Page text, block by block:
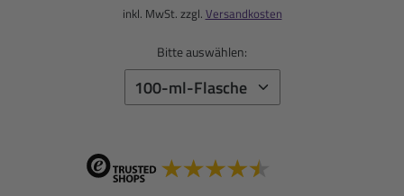
inkl. MwSt. zzgl. Versandkosten
Bitte auswählen: